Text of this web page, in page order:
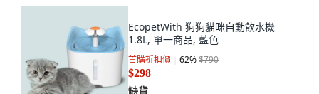
EcopetWith 狗狗貓咪自動飲水機
1.8L, 單一商品, 藍色
首購折扣價 62%$790
$298
缺貨